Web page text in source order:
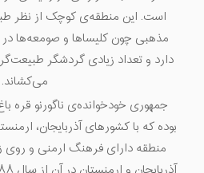
است. این منطقه‌ی کوچک از نظر
مذهبی چون کلیساها و صومعه‌ها در
دارد و تعداد زیادی گردشگر
می‌کشاند.
جمهوری خودخوانده‌ی ناگورنو قره
بوده که با کشورهای آذربایجان،
منطقه دارای فرهنگ ارمنی و